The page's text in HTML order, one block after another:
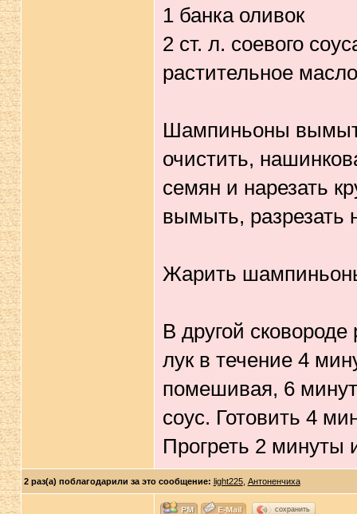
1 банка оливок
2 ст. л. соевого
растительное
Шампиньоны
очистить,
семян и нарезать
вымыть, разрезать
Жарить
В другой
лук в течение 4
помешивая, 6
соус. Готовить 4
Прогреть 2 минуты
2 раз(а) поблагодарили за это сообщение: light225, Антоненчиха
сохранить